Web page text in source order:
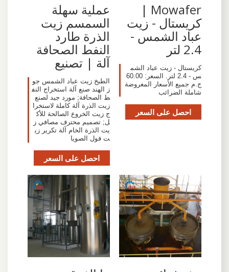
Mowafer |
كريستال - زيت
عباد الشمس -
2.4 لتر
كريستال - زيت عباد الشم
س - 2.4 لتر. السعر: 60.00
ج.م جميع الأسعار المعروضة
شاملة الضرائب
احصل على السعر
عملية سهلة
السمسم زيت
الذرة طارد
النفط الصحافة
آلة | تصنيع
الطبخ زيت عباد الشمس جو
ز الهند صنع آلة استخراج النف
ط الصحافة; مورد جيد لصنع
زيت الذرة آلة كاملة لاستخرا
ج زيت الخروع الصالحة للأك
ل; تصميم محترف مصافي ز
يت الذرة الخام آلة تكرير زي
ت فول الصويا
احصل على السعر